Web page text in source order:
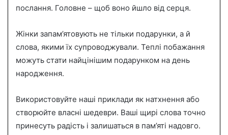
послання. Головне – щоб воно йшло від серця.
Жінки запам’ятовують не тільки подарунки, а й
слова, якими їх супроводжували. Теплі побажання
можуть стати найцінішим подарунком на день
народження.
Використовуйте наші приклади як натхнення або
створюйте власні шедеври. Ваші щирі слова точно
принесуть радість і залишаться в пам’яті надовго.